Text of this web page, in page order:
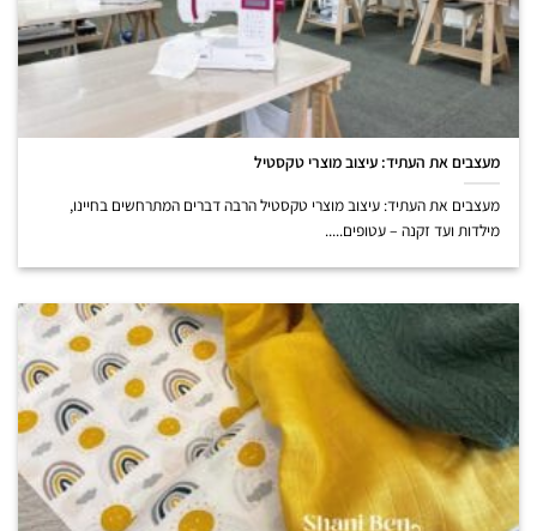
מעצבים את העתיד: עיצוב מוצרי טקסטיל
מעצבים את העתיד: עיצוב מוצרי טקסטיל הרבה דברים המתרחשים בחיינו,
מילדות ועד זקנה – עטופים.....